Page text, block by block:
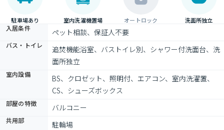
駐車場あり 室内洗濯機置場 オートロック 洗面所独立
入居条件 ペット相談、保証人不要
バス・トイレ
追焚機能浴室、バストイレ別、シャワー付洗面台、洗
面所独立
室内設備
BS、クロゼット、照明付、エアコン、室内洗濯置、
CS、シューズボックス
部屋の特徴 バルコニー
共用部 駐輪場